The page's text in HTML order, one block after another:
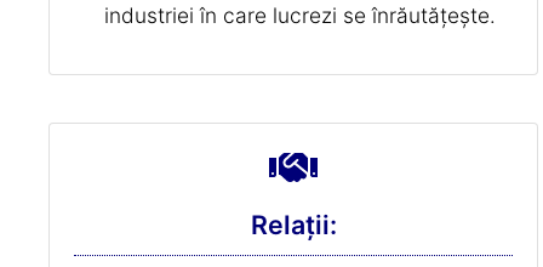
industriei în care lucrezi se înrăutățește.
Relații: